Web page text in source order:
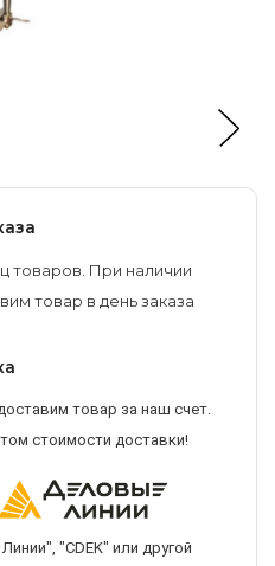
товаров. При наличии
товар в день заказа
товар за наш счет.
стоимости доставки!
"CDEK" или другой